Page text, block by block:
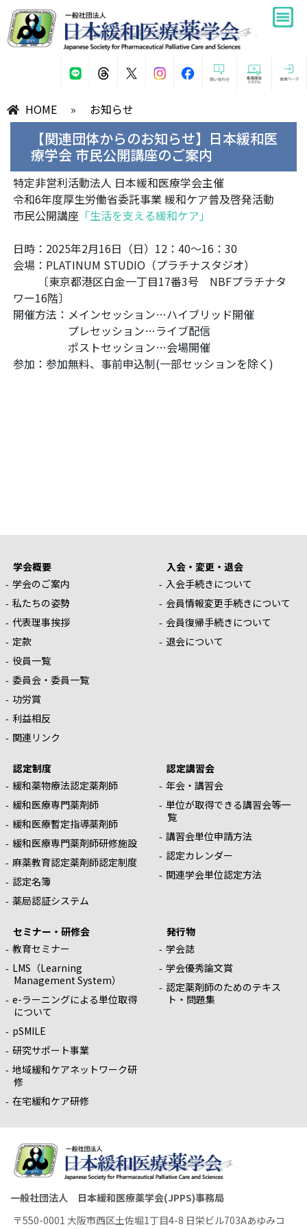
HOME » お知らせ
【関連団体からのお知らせ】日本緩和医
療学会 市民公開講座のご案内
特定非営利活動法人 日本緩和医療学会主催
令和6年度厚生労働省委託事業 緩和ケア普及啓発活動
市民公開講座 「生活を支える緩和ケア」
日時：2025年2月16日（日）12：40～16：30
会場：PLATINUM STUDIO（プラチナスタジオ）
〔東京都港区白金一丁目17番3号 NBFプラチナタ
ワー16階〕
開催方法：メインセッション…ハイブリッド開催
プレセッション…ライブ配信
ポストセッション…会場開催
参加：参加無料、事前申込制(一部セッションを除く)
学会概要
学会のご案内
私たちの姿勢
代表理事挨拶
定款
役員一覧
委員会・委員一覧
功労賞
利益相反
関連リンク
入会・変更・退会
入会手続きについて
会員情報変更手続きについて
会員復帰手続きについて
退会について
認定制度
緩和薬物療法認定薬剤師
緩和医療専門薬剤師
緩和医療暫定指導薬剤師
緩和医療専門薬剤師研修施設
麻薬教育認定薬剤師認定制度
認定名簿
薬局認証システム
認定講習会
年会・講習会
単位が取得できる講習会等一
覧
講習会単位申請方法
認定カレンダー
関連学会単位認定方法
セミナー・研修会
教育セミナー
LMS（Learning
Management System）
e-ラーニングによる単位取得
について
pSMILE
研究サポート事業
地域緩和ケアネットワーク研
修
在宅緩和ケア研修
発行物
学会誌
学会優秀論文賞
認定薬剤師のためのテキス
ト・問題集
一般社団法人 日本緩和医療薬学会(JPPS)事務局
〒550-0001 大阪市西区土佐堀1丁目4-8 日栄ビル703Aあゆみコ